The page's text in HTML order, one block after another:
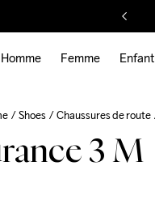
Homme Femme Enfant
Shoes Chaussures de route
3 M